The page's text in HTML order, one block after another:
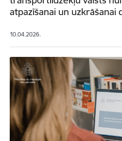
atpazīšanai un uzkrāšanai
10.04.2026.